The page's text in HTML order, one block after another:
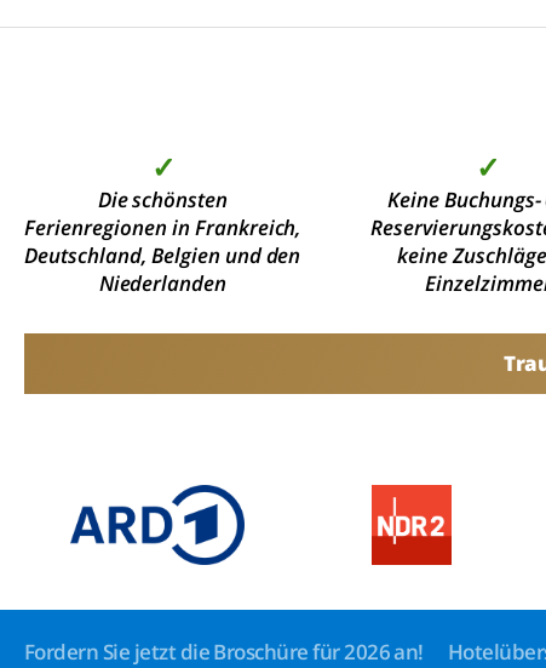
✓
Die schönsten
Ferienregionen in Frankreich,
Deutschland, Belgien und den
Niederlanden
✓
Keine
keine
Fordern Sie jetzt die Broschüre für 2026 an!